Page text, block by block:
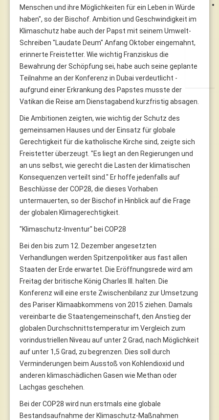
Menschen und ihre Möglichkeiten für ein Leben in Würde
haben", so der Bischof. Ambition und Geschwindigkeit im
Klimaschutz habe auch der Papst mit seinem Umwelt-
Schreiben "Laudate Deum" Anfang Oktober eingemahnt,
erinnerte Freistetter. Wie wichtig Franziskus die
Bewahrung der Schöpfung sei, habe auch seine geplante
Teilnahme an der Konferenz in Dubai verdeutlicht -
aufgrund einer Erkrankung des Papstes musste der
Vatikan die Reise am Dienstagabend kurzfristig absagen.
Die Ambitionen zeigten, wie wichtig der Schutz des
gemeinsamen Hauses und der Einsatz für globale
Gerechtigkeit für die katholische Kirche sind, zeigte sich
Freistetter überzeugt. "Es liegt an den Regierungen und
an uns selbst, wie gerecht die Lasten der klimatischen
Konsequenzen verteilt sind." Er hoffe jedenfalls auf
Beschlüsse der COP28, die dieses Vorhaben
untermauerten, so der Bischof in Hinblick auf die Frage
der globalen Klimagerechtigkeit.
"Klimaschutz-Inventur" bei COP28
Bei den bis zum 12. Dezember angesetzten
Verhandlungen werden Spitzenpolitiker aus fast allen
Staaten der Erde erwartet. Die Eröffnungsrede wird am
Freitag der britische König Charles III. halten. Die
Konferenz will eine erste Zwischenbilanz zur Umsetzung
des Pariser Klimaabkommens von 2015 ziehen. Damals
vereinbarte die Staatengemeinschaft, den Anstieg der
globalen Durchschnittstemperatur im Vergleich zum
vorindustriellen Niveau auf unter 2 Grad, nach Möglichkeit
auf unter 1,5 Grad, zu begrenzen. Dies soll durch
Verminderungen beim Ausstoß von Kohlendioxid und
anderen klimaschädlichen Gasen wie Methan oder
Lachgas geschehen.
Bei der COP28 wird nun erstmals eine globale
Bestandsaufnahme der Klimaschutz-Maßnahmen